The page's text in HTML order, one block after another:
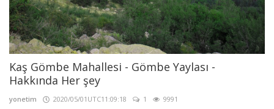
Kaş Gömbe Mahallesi - Gömbe Yaylası -
Hakkında Her şey
yonetim 2020/05/01UTC11:09:18 1 9991